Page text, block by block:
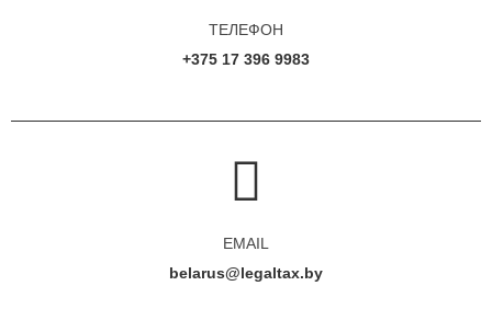
ТЕЛЕФОН
+375 17 396 9983
EMAIL
belarus@legaltax.by